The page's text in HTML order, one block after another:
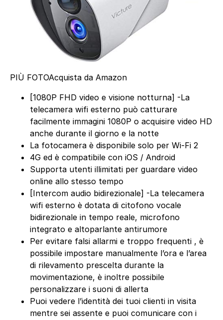
PIÙ FOTOAcquista da Amazon
[1080P FHD video e visione notturna] -La
telecamera wifi esterno può catturare
facilmente immagini 1080P o acquisire video HD
anche durante il giorno e la notte
La fotocamera è disponibile solo per Wi-Fi 2
4G ed è compatibile con iOS / Android
Supporta utenti illimitati per guardare video
online allo stesso tempo
[Intercom audio bidirezionale] -La telecamera
wifi esterno è dotata di citofono vocale
bidirezionale in tempo reale, microfono
integrato e altoparlante antirumore
Per evitare falsi allarmi e troppo frequenti , è
possibile impostare manualmente l’ora e l’area
di rilevamento prescelta durante la
movimentazione, è inoltre possibile
personalizzare i suoni di allerta
Puoi vedere l’identità dei tuoi clienti in visita
mentre sei assente e puoi comunicare con i